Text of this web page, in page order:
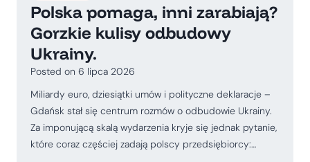
Polska pomaga, inni zarabiają?
Gorzkie kulisy odbudowy
Ukrainy.
Posted on 6 lipca 2026
Miliardy euro, dziesiątki umów i polityczne deklaracje –
Gdańsk stał się centrum rozmów o odbudowie Ukrainy.
Za imponującą skalą wydarzenia kryje się jednak pytanie,
które coraz częściej zadają polscy przedsiębiorcy:…